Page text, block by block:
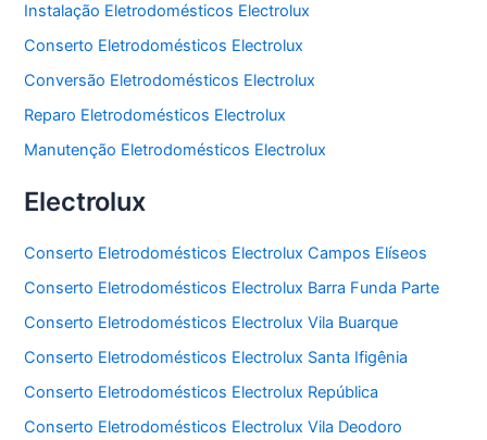
Instalação Eletrodomésticos Electrolux
Conserto Eletrodomésticos Electrolux
Conversão Eletrodomésticos Electrolux
Reparo Eletrodomésticos Electrolux
Manutenção Eletrodomésticos Electrolux
Electrolux
Conserto Eletrodomésticos Electrolux Campos Elíseos
Conserto Eletrodomésticos Electrolux Barra Funda Parte
Conserto Eletrodomésticos Electrolux Vila Buarque
Conserto Eletrodomésticos Electrolux Santa Ifigênia
Conserto Eletrodomésticos Electrolux República
Conserto Eletrodomésticos Electrolux Vila Deodoro